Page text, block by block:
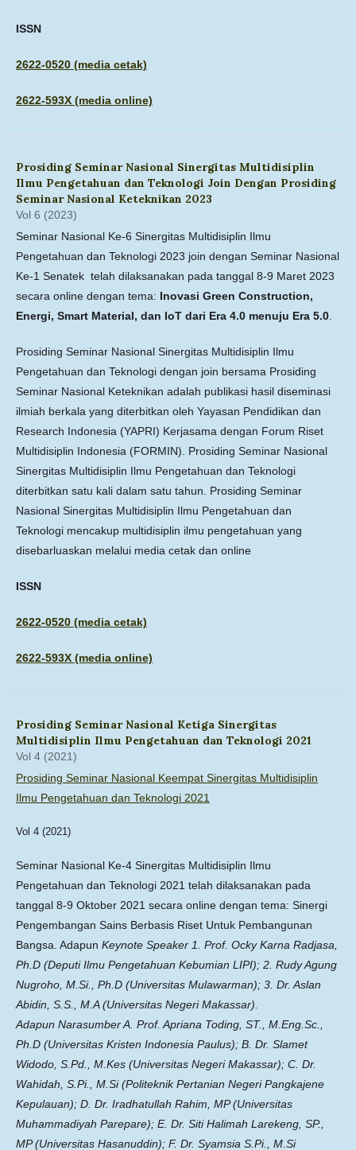
ISSN
2622-0520 (media cetak)
2622-593X (media online)
Prosiding Seminar Nasional Sinergitas Multidisiplin
Ilmu Pengetahuan dan Teknologi Join Dengan Prosiding
Seminar Nasional Keteknikan 2023
Vol 6 (2023)
Seminar Nasional Ke-6 Sinergitas Multidisiplin Ilmu
Pengetahuan dan Teknologi 2023 join dengan Seminar Nasional
Ke-1 Senatek telah dilaksanakan pada tanggal 8-9 Maret 2023
secara online dengan tema: Inovasi Green Construction,
Energi, Smart Material, dan IoT dari Era 4.0 menuju Era 5.0
Prosiding Seminar Nasional Sinergitas Multidisiplin Ilmu
Pengetahuan dan Teknologi dengan join bersama Prosiding
Seminar Nasional Keteknikan adalah publikasi hasil diseminasi
ilmiah berkala yang diterbitkan oleh Yayasan Pendidikan dan
Research Indonesia (YAPRI) Kerjasama dengan Forum Riset
Multidisiplin Indonesia (FORMIN). Prosiding Seminar Nasional
Sinergitas Multidisiplin Ilmu Pengetahuan dan Teknologi
diterbitkan satu kali dalam satu tahun. Prosiding Seminar
Nasional Sinergitas Multidisiplin Ilmu Pengetahuan dan
Teknologi mencakup multidisiplin ilmu pengetahuan yang
disebarluaskan melalui media cetak dan online
ISSN
2622-0520 (media cetak)
2622-593X (media online)
Prosiding Seminar Nasional Ketiga Sinergitas
Multidisiplin Ilmu Pengetahuan dan Teknologi 2021
Vol 4 (2021)
Prosiding Seminar Nasional Keempat Sinergitas Multidisiplin
Ilmu Pengetahuan dan Teknologi 2021
Vol 4 (2021)
Seminar Nasional Ke-4 Sinergitas Multidisiplin Ilmu
Pengetahuan dan Teknologi 2021 telah dilaksanakan pada
tanggal 8-9 Oktober 2021 secara online dengan tema: Sinergi
Pengembangan Sains Berbasis Riset Untuk Pembangunan
Bangsa. Adapun Keynote Speaker 1. Prof. Ocky Karna Radjasa,
Ph.D (Deputi Ilmu Pengetahuan Kebumian LIPI); 2. Rudy Agung
Nugroho, M.Si., Ph.D (Universitas Mulawarman); 3. Dr. Aslan
Abidin, S.S., M.A (Universitas Negeri Makassar)
Adapun Narasumber A. Prof. Apriana Toding, ST., M.Eng.Sc.,
Ph.D (Universitas Kristen Indonesia Paulus); B. Dr. Slamet
Widodo, S.Pd., M.Kes (Universitas Negeri Makassar); C. Dr.
Wahidah, S.Pi., M.Si (Politeknik Pertanian Negeri Pangkajene
Kepulauan); D. Dr. Iradhatullah Rahim, MP (Universitas
Muhammadiyah Parepare); E. Dr. Siti Halimah Larekeng, SP.,
MP (Universitas Hasanuddin); F. Dr. Syamsia S.Pi., M.Si